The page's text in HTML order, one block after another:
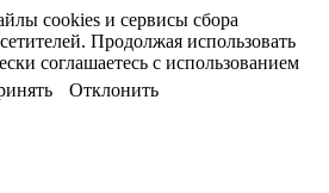
cookies и сервисы сбора
Продолжая использовать
соглашаетесь с использованием
Отклонить